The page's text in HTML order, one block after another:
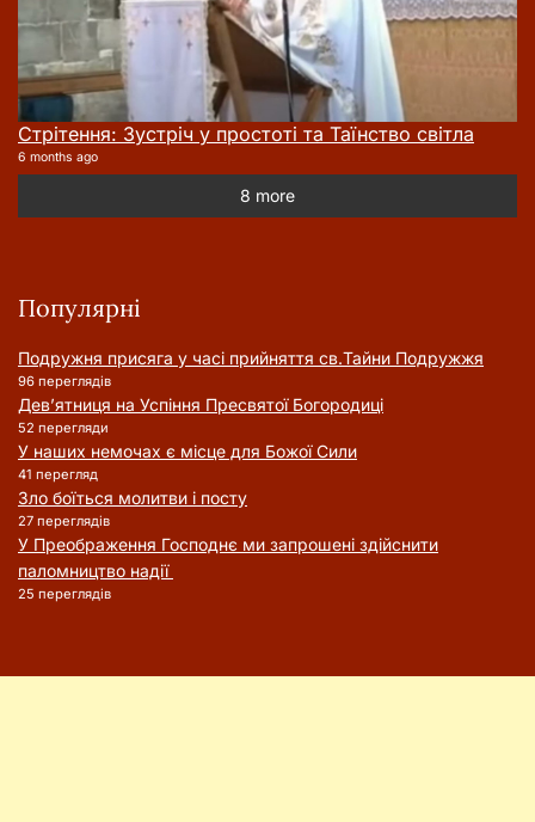
Стрітення: Зустріч у простоті та Таїнство світла
6 months ago
8 more
Популярні
Подружня присягa у часі прийняття cв.Тайни Подружжя
96 переглядів
Дев’ятниця на Успіння Пресвятої Богородиці
52 перегляди
У наших немочах є місце для Божої Сили
41 перегляд
Зло боїться молитви і посту
27 переглядів
У Преображення Господнє ми запрошені здійснити
паломництво надії
25 переглядів